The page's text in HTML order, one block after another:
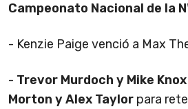
Campeonato Nacional de la
- Kenzie Paige venció a Max
- Trevor Murdoch y Mike
Morton y Alex Taylor para